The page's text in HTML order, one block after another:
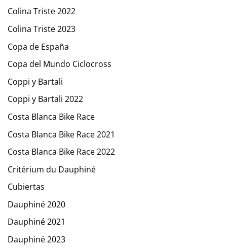
Colina Triste 2022
Colina Triste 2023
Copa de España
Copa del Mundo Ciclocross
Coppi y Bartali
Coppi y Bartali 2022
Costa Blanca Bike Race
Costa Blanca Bike Race 2021
Costa Blanca Bike Race 2022
Critérium du Dauphiné
Cubiertas
Dauphiné 2020
Dauphiné 2021
Dauphiné 2023